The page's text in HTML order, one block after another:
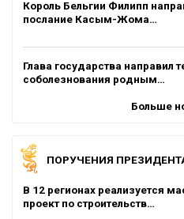
Король Бельгии Филипп
послание Касым-Жома…
Глава государства направил
соболезнования родным…
Больше
ПОРУЧЕНИЯ
В 12 регионах реализуется
проект по строительств…